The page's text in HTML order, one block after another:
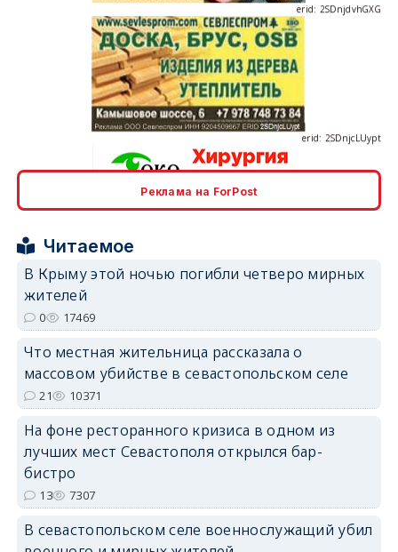
erid: 2SDnjcrDNw6
Реклама на ForPost
Читаемое
В Крыму этой ночью погибли четверо мирных
жителей
0 17469
Что местная жительница рассказала о
массовом убийстве в севастопольском селе
21 10371
На фоне ресторанного кризиса в одном из
лучших мест Севастополя открылся бар-
бистро
13 7307
В севастопольском селе военнослужащий убил